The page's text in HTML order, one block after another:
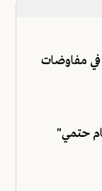
مفاوضات
حتمي"